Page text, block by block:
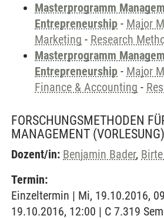
Masterprogramm
Entrepreneurship - Major
Marketing - Research
Masterprogramm
Entrepreneurship - Major
Finance & Accounting -
FORSCHUNGSMETHODEN
MANAGEMENT (VORLESUNG)
Dozent/in: Benjamin Bader,
Termin:
Einzeltermin | Mi, 19.10.2016,
19.10.2016, 12:00 | C 7.319